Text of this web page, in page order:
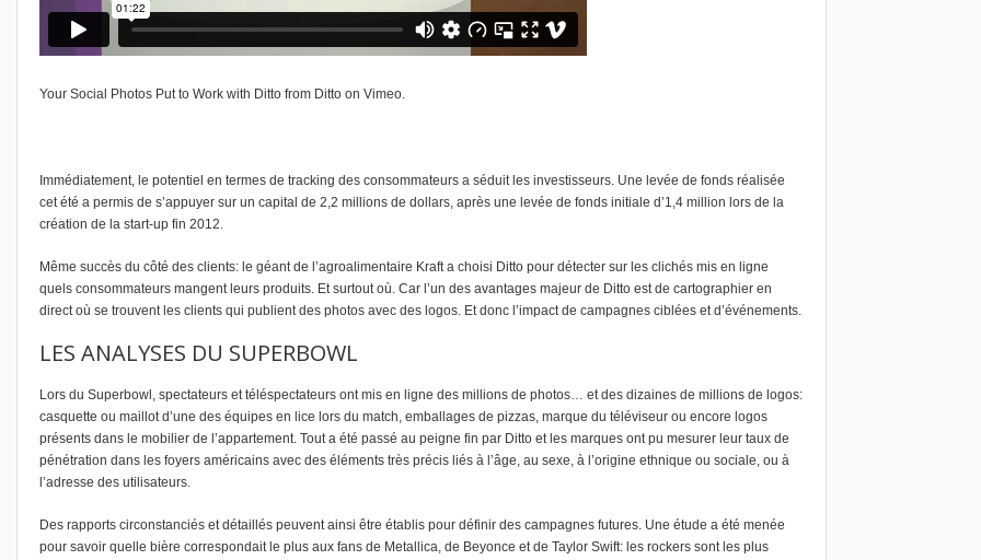
Your Social Photos Put to Work with Ditto from Ditto on Vimeo.
Immédiatement, le potentiel en termes de tracking des consommateurs a séduit les investisseurs. Une levée de fonds réalisée
cet été a permis de s’appuyer sur un capital de 2,2 millions de dollars, après une levée de fonds initiale d’1,4 million lors de la
création de la start-up fin 2012.
Même succès du côté des clients: le géant de l’agroalimentaire Kraft a choisi Ditto pour détecter sur les clichés mis en ligne
quels consommateurs mangent leurs produits. Et surtout où. Car l’un des avantages majeur de Ditto est de cartographier en
direct où se trouvent les clients qui publient des photos avec des logos. Et donc l’impact de campagnes ciblées et d’événements.
LES ANALYSES DU SUPERBOWL
Lors du Superbowl, spectateurs et téléspectateurs ont mis en ligne des millions de photos… et des dizaines de millions de logos:
casquette ou maillot d’une des équipes en lice lors du match, emballages de pizzas, marque du téléviseur ou encore logos
présents dans le mobilier de l’appartement. Tout a été passé au peigne fin par Ditto et les marques ont pu mesurer leur taux de
pénétration dans les foyers américains avec des éléments très précis liés à l’âge, au sexe, à l’origine ethnique ou sociale, ou à
l’adresse des utilisateurs.
Des rapports circonstanciés et détaillés peuvent ainsi être établis pour définir des campagnes futures. Une étude a été menée
pour savoir quelle bière correspondait le plus aux fans de Metallica, de Beyonce et de Taylor Swift: les rockers sont les plus